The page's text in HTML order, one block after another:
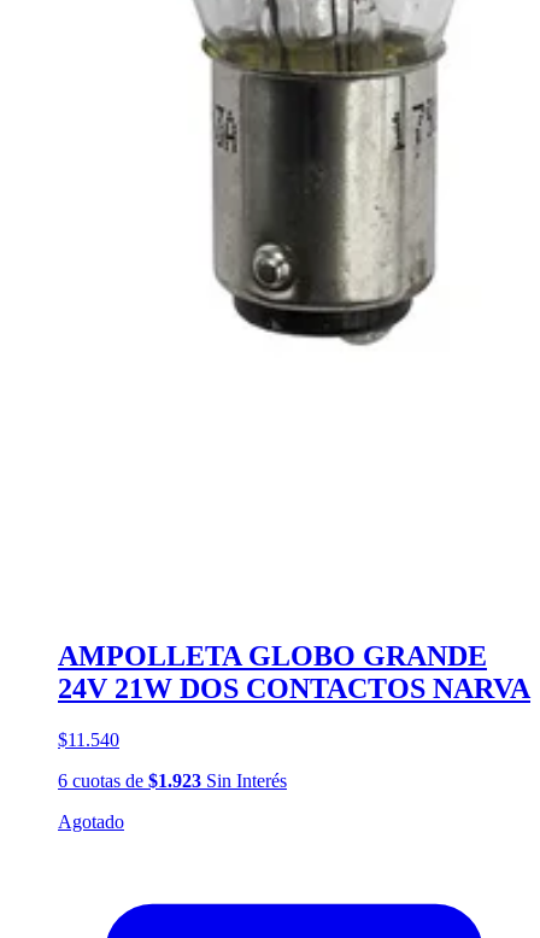
AMPOLLETA GLOBO GRANDE
24V 21W DOS CONTACTOS NARVA
$11.540
6 cuotas de $1.923 Sin Interés
Agotado